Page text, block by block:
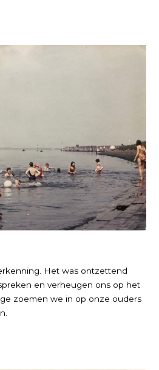
Het was ontzettend
en verheugen ons op het
zoemen we in op onze ouders